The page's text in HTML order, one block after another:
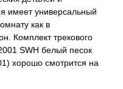
имеет универсальный
как в
Комплект трекового
SWH белый песок
хорошо смотрится на